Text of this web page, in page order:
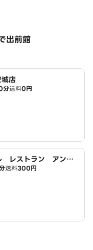
出前館
店
分送料0円
レストラン アンド
送料300円